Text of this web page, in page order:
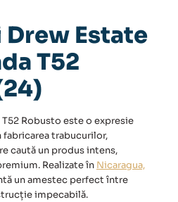
Estate
T52
T52 Robusto este o expresie
trabucurilor,
caută un produs intens,
Realizate în Nicaragua,
un amestec perfect între
impecabilă.